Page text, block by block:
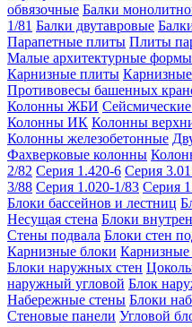
обвязочные Балки
1/81 Балки двутавровые
Парапетные плиты Плиты
Малые архитектурные формы
Карнизные плиты
Противовесы башенных
Колонны ЖБИ
Колонны ИК Колонны
Колонны железобетонные
Фахверковые колонны
2/82 Серия 1.420-6 Серия
3/88 Серия 1.020-1/83 Серия
Блоки бассейнов и лестниц
Несущая стена Блоки
Стены подвала Блоки стен
Карнизные блоки
Блоки наружных стен
наружный угловой Блок
Набережные стены Блоки
Стеновые панели Угловой